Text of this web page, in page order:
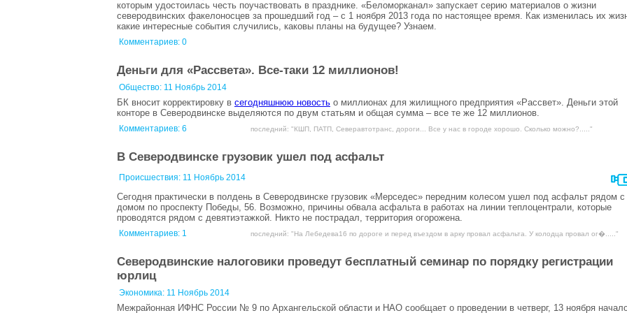
которым удостоилась честь поучаствовать в празднике. «Беломорканал» запускает серию материалов о жизни
северодвинских факелоносцев за прошедший год – с 1 ноября 2013 года по настоящее время. Как изменилась их
какие интересные события случились, каковы планы на будущее? Узнаем.
Комментариев: 0
Деньги для «Рассвета». Все-таки 12 миллионов!
Общество: 11 Ноябрь 2014
БК вносит корректировку в сегодняшнюю новость о миллионах для жилищного предприятия «Рассвет». Деньги этой
конторе в Северодвинске выделяются по двум статьям и общая сумма – все те же 12 миллионов.
Комментариев: 6 последний: "КШП, ПАТП, Северавтотранс, дороги... Все у нас в городе хорошо. Сколько можно?....."
В Северодвинске грузовик ушел под асфальт
Происшествия: 11 Ноябрь 2014
Сегодня практически в полдень в Северодвинске грузовик «Мерседес» передним колесом ушел под асфальт рядом с
домом по проспекту Победы, 56. Возможно, причины обвала асфальта в работах на линии теплоцентрали, которые
проводятся рядом с девятиэтажкой. Никто не пострадал, территория огорожена.
Комментариев: 1 последний: "На Лебедева16 по дороге и перед въездом в арку провал асфальта. У колодца провал ог�....."
Северодвинские налоговики проведут бесплатный семинар по порядку регистрации
юрлиц
Экономика: 11 Ноябрь 2014
Межрайонная ИФНС России № 9 по Архангельской области и НАО сообщает о проведении в четверг, 13 ноября